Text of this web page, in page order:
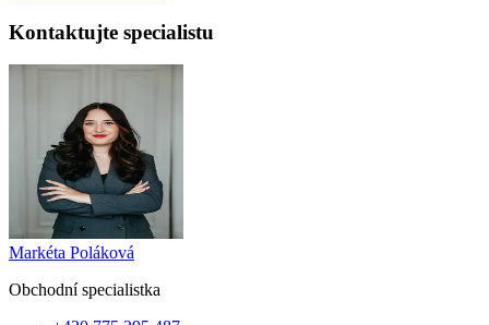
Kontaktujte specialistu
Markéta Poláková
Obchodní specialistka